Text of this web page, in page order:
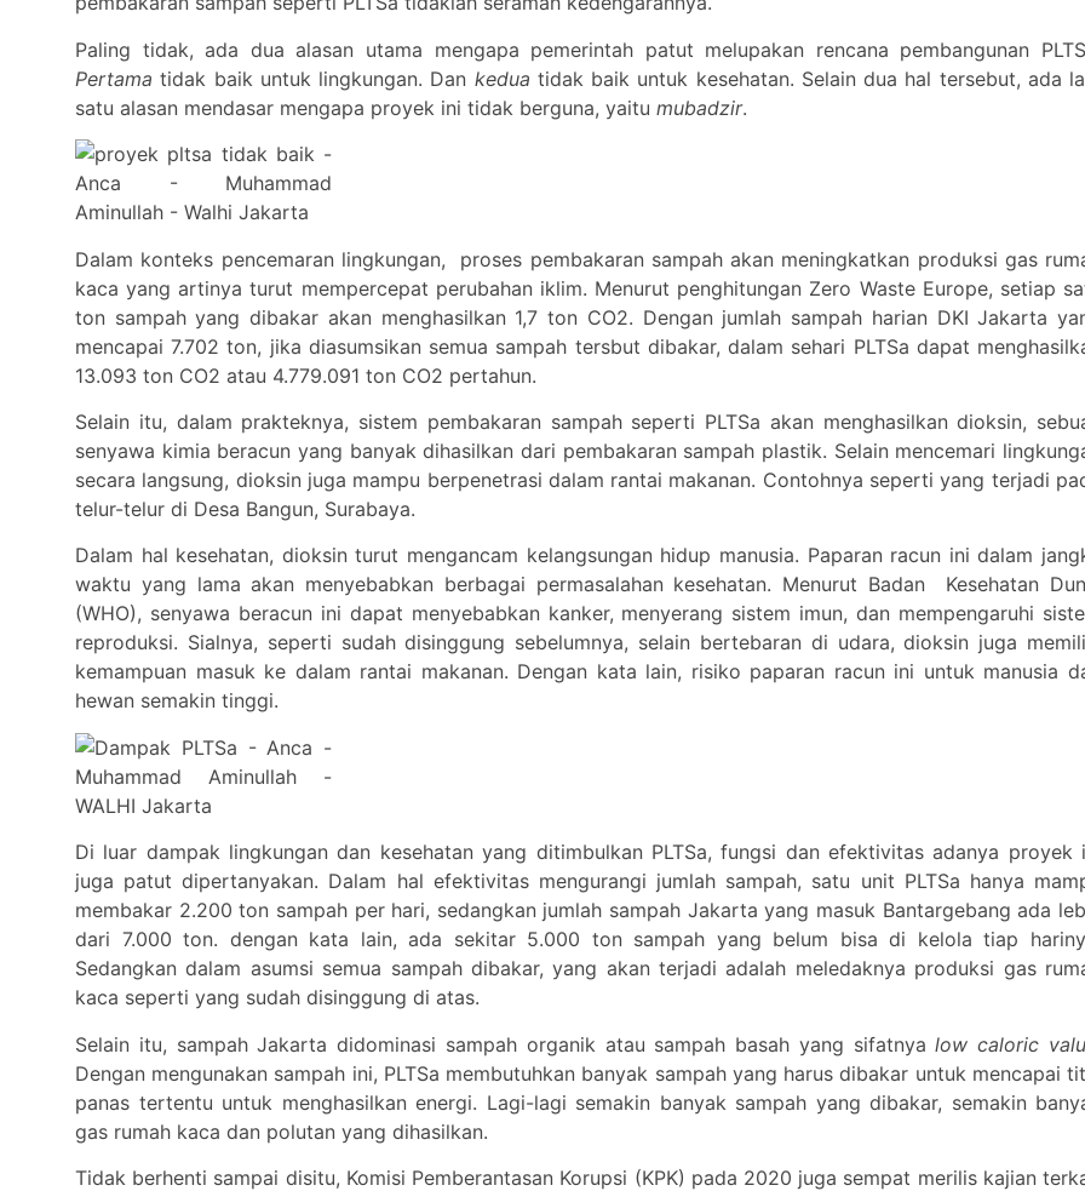
Paling tidak, ada dua alasan utama mengapa pemerintah patut melupakan rencana pembangunan
Pertamatidak baik untuk lingkungan. Dan kedua tidak baik untuk kesehatan. Selain dua hal tersebut, ada
satu alasan mendasar mengapa proyek ini tidak berguna, yaitu mubadzir.
Dalam konteks pencemaran lingkungan, proses pembakaran sampah akan meningkatkan produksi gas
kaca yang artinya turut mempercepat perubahan iklim. Menurut penghitungan Zero Waste Europe, setiap
ton sampah yang dibakar akan menghasilkan 1,7 ton CO2. Dengan jumlah sampah harian DKI Jakarta
mencapai 7.702 ton, jika diasumsikan semua sampah tersbut dibakar, dalam sehari PLTSa dapat
13.093 ton CO2 atau 4.779.091 ton CO2 pertahun.
Selain itu, dalam prakteknya, sistem pembakaran sampah seperti PLTSa akan menghasilkan dioksin,
senyawa kimia beracun yang banyak dihasilkan dari pembakaran sampah plastik. Selain mencemari
secara langsung, dioksin juga mampu berpenetrasi dalam rantai makanan. Contohnya seperti yang terjadi
telur-telur di Desa Bangun, Surabaya.
Dalam hal kesehatan, dioksin turut mengancam kelangsungan hidup manusia. Paparan racun ini dalam
waktu yang lama akan menyebabkan berbagai permasalahan kesehatan. Menurut Badan Kesehatan
(WHO), senyawa beracun ini dapat menyebabkan kanker, menyerang sistem imun, dan mempengaruhi
reproduksi. Sialnya, seperti sudah disinggung sebelumnya, selain bertebaran di udara, dioksin juga
kemampuan masuk ke dalam rantai makanan. Dengan kata lain, risiko paparan racun ini untuk manusia
hewan semakin tinggi.
Di luar dampak lingkungan dan kesehatan yang ditimbulkan PLTSa, fungsi dan efektivitas adanya proyek
juga patut dipertanyakan. Dalam hal efektivitas mengurangi jumlah sampah, satu unit PLTSa hanya
membakar 2.200 ton sampah per hari, sedangkan jumlah sampah Jakarta yang masuk Bantargebang ada
dari 7.000 ton. dengan kata lain, ada sekitar 5.000 ton sampah yang belum bisa di kelola tiap
Sedangkan dalam asumsi semua sampah dibakar, yang akan terjadi adalah meledaknya produksi gas
kaca seperti yang sudah disinggung di atas.
Selain itu, sampah Jakarta didominasi sampah organik atau sampah basah yang sifatnyalow caloric
Dengan mengunakan sampah ini, PLTSa membutuhkan banyak sampah yang harus dibakar untuk mencapai
panas tertentu untuk menghasilkan energi. Lagi-lagi semakin banyak sampah yang dibakar, semakin
gas rumah kaca dan polutan yang dihasilkan.
Tidak berhenti sampai disitu, Komisi Pemberantasan Korupsi (KPK) pada 2020 juga sempat merilis kajian